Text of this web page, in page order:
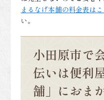
まるなげ本舗の料金表は
い。
小田原市で
伝いは便利
舗」におま